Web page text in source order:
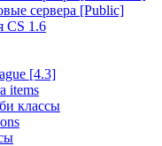
сервера [Public]
CS 1.6
[4.3]
items
классы